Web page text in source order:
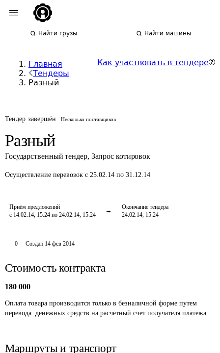
Найти грузы Найти машины
Главная
Тендеры
Разный
Как участвовать в тендере
Тендер завершён Несколько поставщиков
Разный
Государственный тендер, Запрос котировок
Осуществление перевозок с 25.02.14 по 31.12.14
Приём предложений
с 14.02.14, 15:24 по 24.02.14, 15:24
Окончание тендера
24.02.14, 15:24
0 Создан 14 фев 2014
Стоимость контракта
180 000
Оплата товара производится только в безналичной форме путем
перевода  денежных средств на расчетный счет получателя платежа.
Маршруты и транспорт